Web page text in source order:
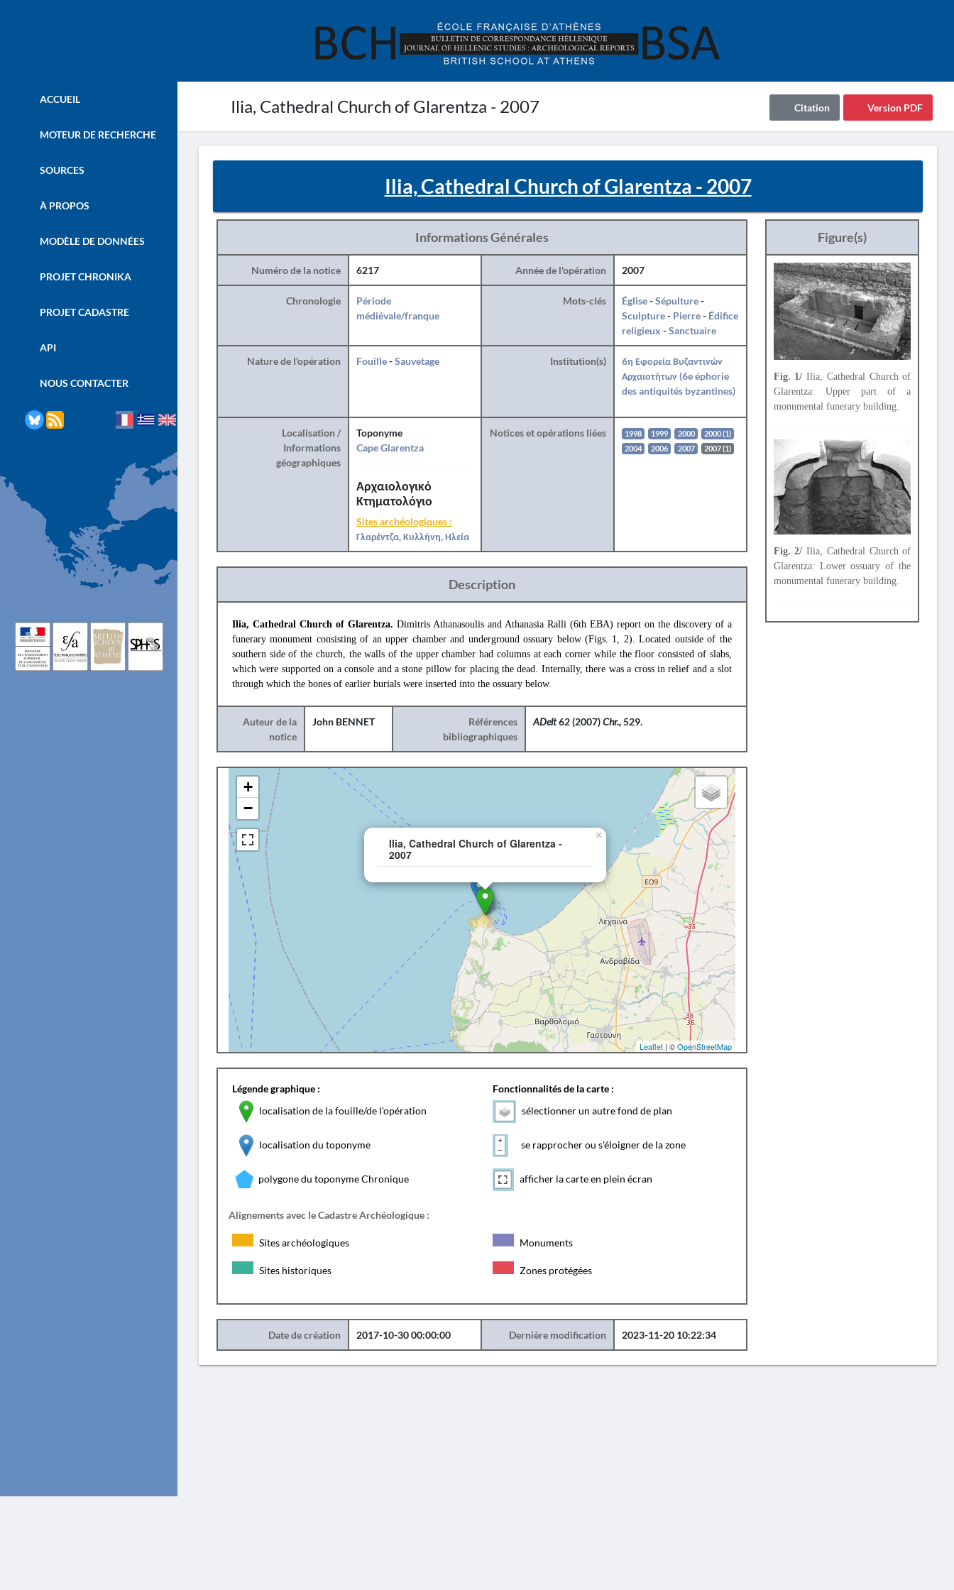
Ilia, Cathedral Church of Glarentza - 2007 Version PDF
Citation
ACCUEIL
MOTEUR DE RECHERCHE
SOURCES
À PROPOS
MODÈLE DE DONNÉES
PROJET CHRONIKA
PROJET CADASTRE
API
NOUS CONTACTER
Ilia, Cathedral Church of Glarentza - 2007
Informations Générales
Numéro de la notice 6217 Année de l'opération 2007
Chronologie
Période
médiévale/franque
Mots-clés Église-Sépulture-
Sculpture- Pierre- Édifice
religieux -Sanctuaire
Nature de l'opération Fouille-Sauvetage Institution(s)
6η Εφορεία Βυζαντινών
Αρχαιοτήτων (6e éphorie
des antiquités byzantines)
Localisation /
Informations
géographiques
Toponyme
Cape Glarentza
Αρχαιολογικό
Κτηματολόγιο
Sites archéologiques :
Γλαρέντζα, Κυλλήνη, Ηλεία
Notices et opérations liées 1998 1999 2000
2000 (1)
2004
2006 2007 2007 (1)
Description
Ilia, Cathedral Church of Glarentza. Dimitris Athanasoulis and Athanasia Ralli (6th ΕΒΑ) report on the discovery of a
funerary monument consisting of an upper chamber and underground ossuary below (Figs. 1, 2). Located outside of the
southern side of the church, the walls of the upper chamber had columns at each corner while the floor consisted of slabs,
which were supported on a console and a stone pillow for placing the dead. Internally, there was a cross in relief and a slot
through which the bones of earlier burials were inserted into the ossuary below.
Auteur de la
notice
John BENNET
Références
bibliographiques
ADelt62 (2007)Chr.,529.
Ilia, Cathedral Church of Glarentza -
2007
×
+
−
Leaflet| ©OpenStreetMap
Légende graphique :
localisation de la fouille/de l'opération
localisation du toponyme
polygone du toponyme Chronique
Fonctionnalités de la carte :
sélectionner un autre fond de plan
se rapprocher ou s'éloigner de la zone
afficher la carte en plein écran
Alignements avec le Cadastre Archéologique :
Sites archéologiques Monuments
Sites historiques Zones protégées
Date de création 2017-10-30 00:00:00 Dernière modification 2023-11-20 10:22:34
Figure(s)
Fig. 1/ Ilia, Cathedral Church of
Glarentza: Upper part of a
monumental funerary building.
Fig. 2/ Ilia, Cathedral Church of
Glarentza: Lower ossuary of the
monumental funerary building.